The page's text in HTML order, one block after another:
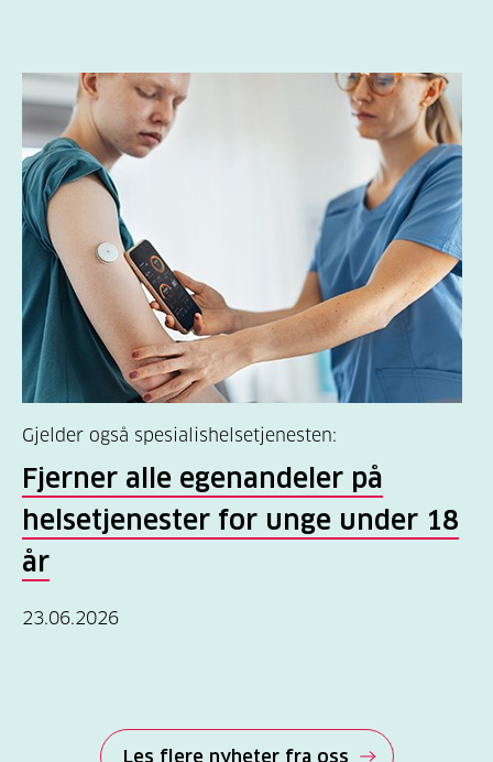
Gjelder også spesialishelsetjenesten:
Fjerner alle egenandeler på
helsetjenester for unge under 18
år
23.06.2026
Les flere nyheter fra oss